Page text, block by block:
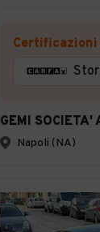
Certificazioni
Napoli (NA)